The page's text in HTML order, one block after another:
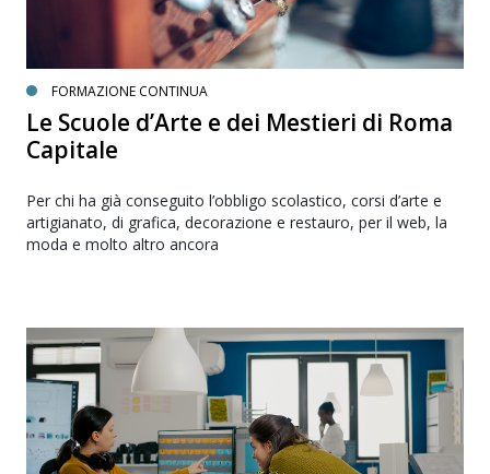
FORMAZIONE CONTINUA
Le Scuole d’Arte e dei Mestieri di Roma
Capitale
Per chi ha già conseguito l’obbligo scolastico, corsi d’arte e
artigianato, di grafica, decorazione e restauro, per il web, la
moda e molto altro ancora